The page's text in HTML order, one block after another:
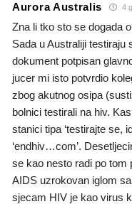
Aurora Australis 4
Zna li tko sto se dogada
Sada u Australiji testiraju
dokument potpisan
jucer mi isto potvrdio
zbog akutnog osipa
bolnici testirali na hiv.
stanici tipa ‘testirajte se,
‘endhiv…com’.
se kao nesto radi po tom
AIDS uzrokovan iglom
sjecam HIV je kao virus